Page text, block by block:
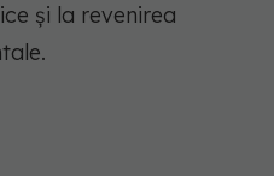
și la revenirea